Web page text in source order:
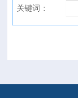
关键词：